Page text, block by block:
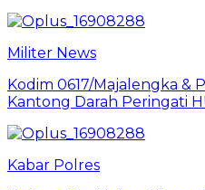
Militer News
Kodim 0617/Majalengka &
Kantong Darah Peringati
Kabar Polres